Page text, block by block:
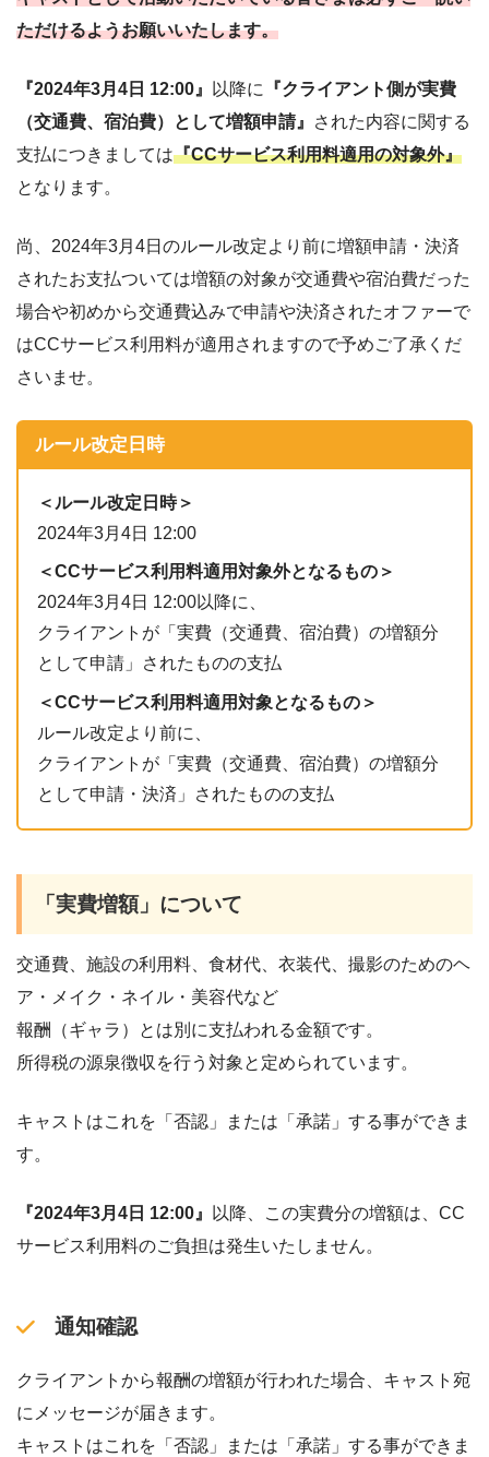
ただけるようお願いいたします。
『2024年3月4日 12:00』 以降に
『クライアント側が実費
（交通費、宿泊費）として増額申請』
された内容に関する
支払につきましては『CCサービス利用料適用の対象外』
となります。
尚、2024年3月4日のルール改定より前に増額申請・決済
されたお支払ついては増額の対象が交通費や宿泊費だった
場合や初めから交通費込みで申請や決済されたオファーで
はCCサービス利用料が適用されますので予めご了承くだ
さいませ。
ルール改定日時
＜ルール改定日時＞
2024年3月4日 12:00
＜CCサービス利用料適用対象外となるもの＞
2024年3月4日 12:00以降に、
クライアントが「実費（交通費、宿泊費）の増額分
として申請」されたものの支払
＜CCサービス利用料適用対象となるもの＞
ルール改定より前に、
クライアントが「実費（交通費、宿泊費）の増額分
として申請・決済」されたものの支払
「実費増額」について
交通費、施設の利用料、食材代、衣装代、撮影のためのヘ
ア・メイク・ネイル・美容代など
報酬（ギャラ）とは別に支払われる金額です。
所得税の源泉徴収を行う対象と定められています。
キャストはこれを「否認」または「承諾」する事ができま
す。
『2024年3月4日 12:00』
以降、この実費分の増額は、CC
サービス利用料のご負担は発生いたしません。
通知確認
クライアントから報酬の増額が行われた場合、キャスト宛
にメッセージが届きます。
キャストはこれを「否認」または「承諾」する事ができま